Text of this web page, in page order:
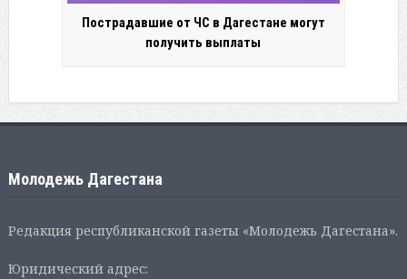
Пострадавшие от ЧС в Дагестане могут
получить выплаты
Молодежь Дагестана
Редакция республиканской газеты «Молодежь Дагестана».
Юридический адрес: